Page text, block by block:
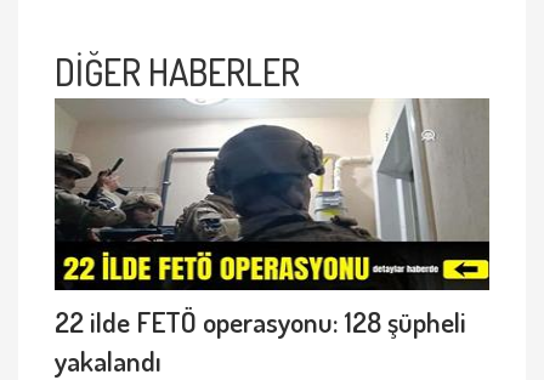
DİĞER HABERLER
22 ilde FETÖ operasyonu: 128 şüpheli
yakalandı